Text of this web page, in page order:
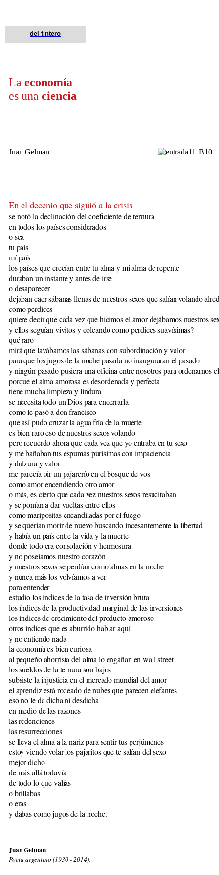
del tintero
La economía
es una ciencia
Juan Gelman
En el decenio que siguió a la crisis
se notó la declinación del coeficiente de ternura
en todos los países considerados
o sea
tu país
mí país
los países que crecían entre tu alma y mi alma de repente
duraban un instante y antes de irse
o desaparecer
dejaban caer sábanas llenas de nuestros sexos que salían volando
como perdices
quiere decir que cada vez que hicimos el amor dejábamos nuestros
y ellos seguían vivitos y coleando como perdices suavísimas?
qué raro
mirá que lavábamos las sábanas con subordinación y valor
para que los jugos de la noche pasada no inauguraran el pasado
y ningún pasado pusiera una oficina entre nosotros para ordenarnos
porque el alma amorosa es desordenada y perfecta
tiene mucha limpieza y lindura
se necesita todo un Dios para encerrarla
como le pasó a don francisco
que así pudo cruzar la agua fría de la muerte
es bien raro eso de nuestros sexos volando
pero recuerdo ahora que cada vez que yo entraba en tu sexo
y me bañaban tus espumas purísimas con impaciencia
y dulzura y valor
me parecía oir un pajarerío en el bosque de vos
como amor encendiendo otro amor
o más, es cierto que cada vez nuestros sexos resucitaban
y se ponían a dar vueltas entre ellos
como maripositas encandiladas por el fuego
y se querían morir de nuevo buscando incesantemente la libertad
y había un país entre la vida y la muerte
donde todo era consolación y hermosura
y no poseíamos nuestro corazón
y nuestros sexos se perdían como almas en la noche
y nunca más los volvíamos a ver
para entender
estudio los índices de la tasa de inversión bruta
los índices de la productividad marginal de las inversiones
los índices de crecimiento del producto amoroso
otros índices que es aburrido hablar aquí
y no entiendo nada
la economía es bien curiosa
al pequeño ahorrista del alma lo engañan en wall street
los sueldos de la ternura son bajos
subsiste la injusticia en el mercado mundial del amor
el aprendiz está rodeado de nubes que parecen elefantes
eso no le da dicha ni desdicha
en medio de las razones
las redenciones
las resurrecciones
se lleva el alma a la nariz para sentir tus perjúmenes
estoy viendo volar los pajaritos que te salían del sexo
mejor dicho
de más allá todavía
de todo lo que valías
o brillabas
o eras
y dabas como jugos de la noche.
Juan Gelman
Poeta argentino (1930 - 2014).